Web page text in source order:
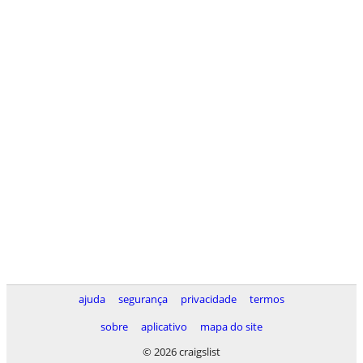
ajuda segurança privacidade
termos
sobre
aplicativo
mapa do site
© 2026 craigslist